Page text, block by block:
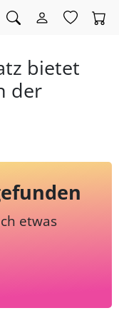
bietet
der
etwas